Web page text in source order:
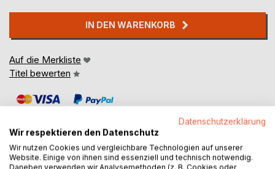
IN DEN WARENKORB
Auf die Merkliste
Titel bewerten
Datenschutzerklärung
Wir respektieren den Datenschutz
Wir nutzen Cookies und vergleichbare Technologien auf unserer
Website. Einige von ihnen sind essenziell und technisch notwendig.
Daneben verwenden wir Analysemethoden (z. B. Cookies oder